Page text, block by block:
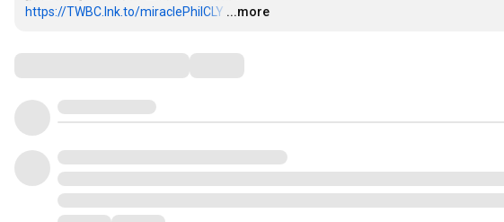
https://TWBC.lnk.to/miraclePhilCLY …
...more